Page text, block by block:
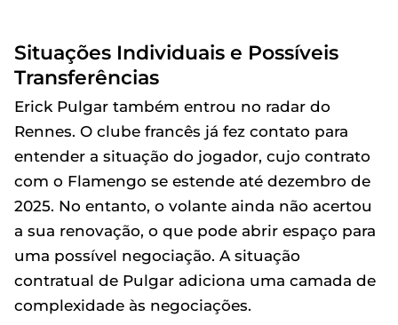
Situações Individuais e Possíveis
Transferências
Erick Pulgar também entrou no radar do
Rennes. O clube francês já fez contato para
entender a situação do jogador, cujo contrato
com o Flamengo se estende até dezembro de
2025. No entanto, o volante ainda não acertou
a sua renovação, o que pode abrir espaço para
uma possível negociação. A situação
contratual de Pulgar adiciona uma camada de
complexidade às negociações.